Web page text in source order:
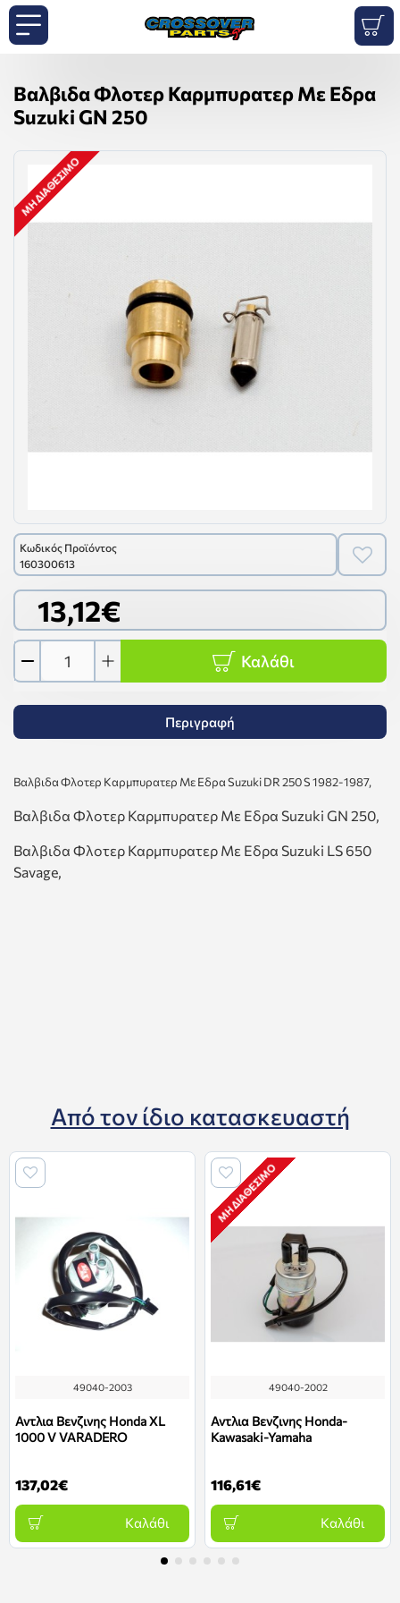
Βαλβιδα Φλοτερ Καρμπυρατερ Με Εδρα
Suzuki GN 250
ΜΗ ΔΙΑΘΈΣΙΜΟ
Κωδικός Προϊόντος
160300613
13,12€
Καλάθι
Περιγραφή
Βαλβιδα Φλοτερ Καρμπυρατερ Με Εδρα Suzuki DR 250 S 1982-1987,
Βαλβιδα Φλοτερ Καρμπυρατερ Με Εδρα Suzuki GN 250,
Βαλβιδα Φλοτερ Καρμπυρατερ Με Εδρα Suzuki LS 650
Savage,
Από τον ίδιο κατασκευαστή
49040-2003
Αντλια Βενζινης Honda XL
1000 V VARADERO
137,02€
Καλάθι
ΜΗ ΔΙΑΘΈΣΙΜΟ
49040-2002
Αντλια Βενζινης Honda-
Kawasaki-Yamaha
116,61€
Καλάθι